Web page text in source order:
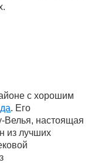
с хорошим
. Его
Велья, настоящая
из лучших